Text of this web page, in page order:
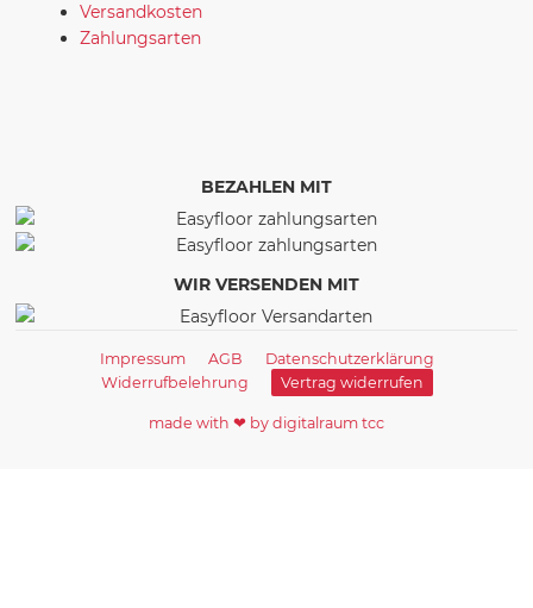
Versandkosten
Zahlungsarten
BEZAHLEN MIT
WIR VERSENDEN MIT
Impressum AGB
Datenschutzerklärung
Widerrufbelehrung
Vertrag widerrufen
made with ❤ by digitalraum tcc